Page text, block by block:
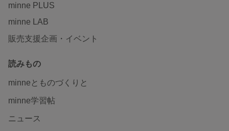
minne PLUS
minne LAB
販売支援企画・イベント
読みもの
minneとものづくりと
minne学習帖
ニュース